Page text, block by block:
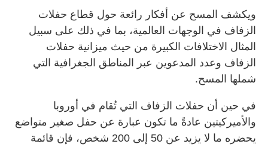
ويكشف المسح عن أفكار رائعة حول قطاع حفلات
الزفاف في الوجهات العالمية، بما في ذلك على سبيل
المثال الاختلافات الكبيرة من حيث ميزانية حفلات
الزفاف وعدد المدعوين عبر المناطق الجغرافية التي
شملها المسح.
في حين أن حفلات الزفاف التي تُقام في أوروبا
والأميركيتين عادةً ما تكون عبارة عن حفل صغير متواضع
يحضره ما لا يزيد عن 50 إلى 200 شخص، فإن قائمة